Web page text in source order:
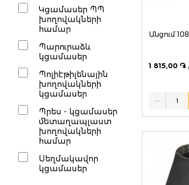
Կցամասեր ՊՊ
խողովակների
համար
Պարուրաձև
կցամասեր
Պոլիէթիլենային
խողովակների
կցամասեր
Պրես - կցամասեր
մետաղապլաստ
խողովակների
համար
Սեղմակավոր
կցամասեր
1 815,00 ֏